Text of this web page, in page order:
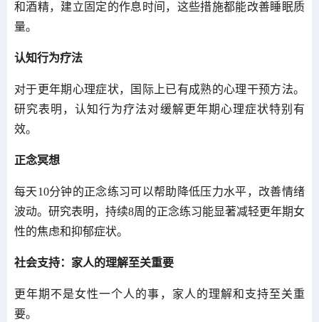
和酒精，建立固定的作息时间，这些措施都能改善睡眠质
量。
认知行为疗法
对于更年期心理症状，国际上已有成熟的心理干预方法。
研究表明，认知行为疗法对缓解更年期心理症状特别有
效。
正念冥想
每天10分钟的正念练习可以帮助降低压力水平，改善情绪
波动。研究表明，持续8周的正念练习能显著减轻更年期女
性的焦虑和抑郁症状。
社会支持：家人的理解至关重要
更年期不是女性一个人的事，家人的理解和支持至关重
要。